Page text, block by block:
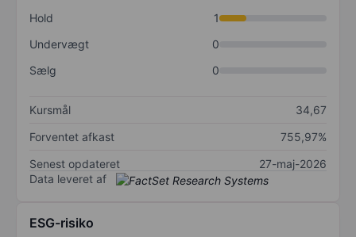
Hold
1
Undervægt
0
Sælg
0
Kursmål
34,67
Forventet afkast
755,97%
Senest opdateret
27-maj-2026
Data leveret af
ESG-risiko